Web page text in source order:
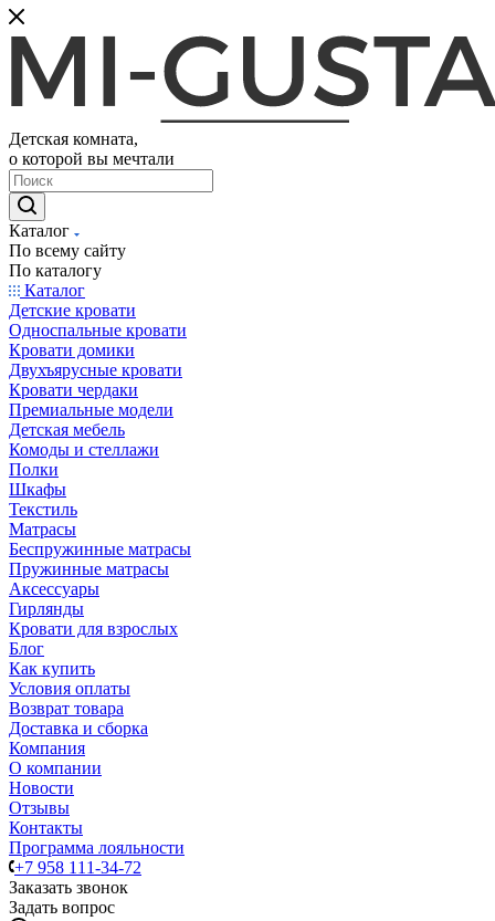
Детская комната,
о которой вы мечтали
Каталог
По всему сайту
По каталогу
Каталог
Детские кровати
Односпальные кровати
Кровати домики
Двухъярусные кровати
Кровати чердаки
Премиальные модели
Детская мебель
Комоды и стеллажи
Полки
Шкафы
Текстиль
Матрасы
Беспружинные матрасы
Пружинные матрасы
Аксессуары
Гирлянды
Кровати для взрослых
Блог
Как купить
Условия оплаты
Возврат товара
Доставка и сборка
Компания
О компании
Новости
Отзывы
Контакты
Программа лояльности
+7 958 111-34-72
Заказать звонок
Задать вопрос